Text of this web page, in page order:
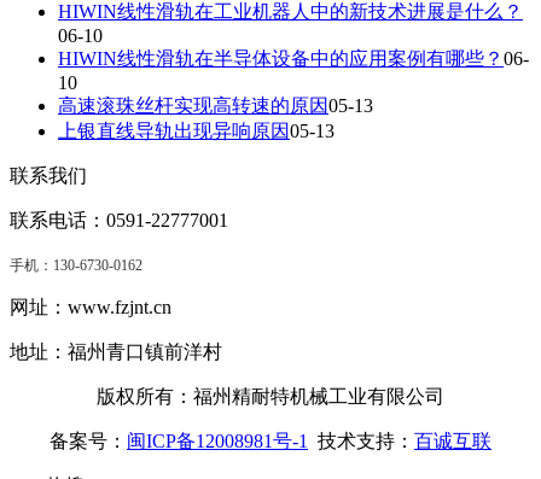
HIWIN线性滑轨在工业机器人中的新技术进展是什么？
06-10
HIWIN线性滑轨在半导体设备中的应用案例有哪些？ 06-
10
高速滚珠丝杆实现高转速的原因05-13
上银直线导轨出现异响原因05-13
联系我们
联系电话：0591-22777001
手机： 130-6730-0162
网址：www.fzjnt.cn
地址：福州青口镇前洋村
版权所有：福州精耐特机械工业有限公司
备案号： 闽ICP备12008981号-1 技术支持： 百诚互联